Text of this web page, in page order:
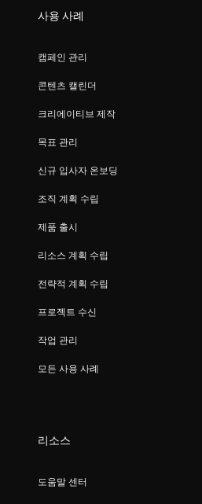
사용 사례
캠페인 관리
콘텐츠 캘린더
크리에이티브 제작
목표 관리
신규 입사자 온보딩
조직 계획 수립
제품 출시
리소스 계획 수립
전략적 계획 수립
프로젝트 수신
작업 관리
모든 사용 사례
리소스
도움말 센터